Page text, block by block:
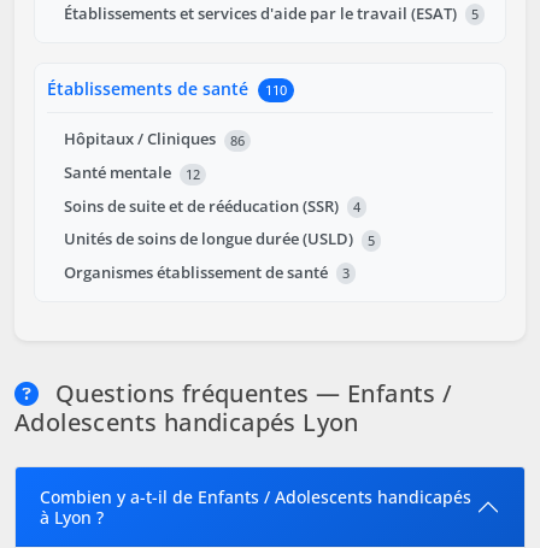
Établissements et services d'aide par le travail (ESAT) 5
Établissements de santé 110
Hôpitaux / Cliniques 86
Santé mentale 12
Soins de suite et de rééducation (SSR) 4
Unités de soins de longue durée (USLD) 5
Organismes établissement de santé 3
Questions fréquentes — Enfants /
Adolescents handicapés Lyon
Combien y a-t-il de Enfants / Adolescents handicapés
à Lyon ?